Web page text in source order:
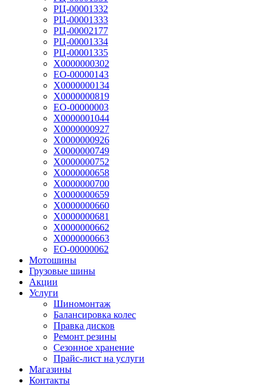
РЦ-00001332
РЦ-00001333
РЦ-00002177
РЦ-00001334
РЦ-00001335
Х0000000302
ЕО-00000143
Х0000000134
Х0000000819
ЕО-00000003
Х0000001044
Х0000000927
Х0000000926
Х0000000749
Х0000000752
Х0000000658
Х0000000700
Х0000000659
Х0000000660
Х0000000681
Х0000000662
Х0000000663
ЕО-00000062
Мотошины
Грузовые шины
Акции
Услуги
Шиномонтаж
Балансировка колес
Правка дисков
Ремонт резины
Сезонное хранение
Прайс-лист на услуги
Магазины
Контакты